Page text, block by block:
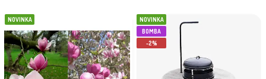
NOVINKA
NOVINKA
BOMBA
-2%